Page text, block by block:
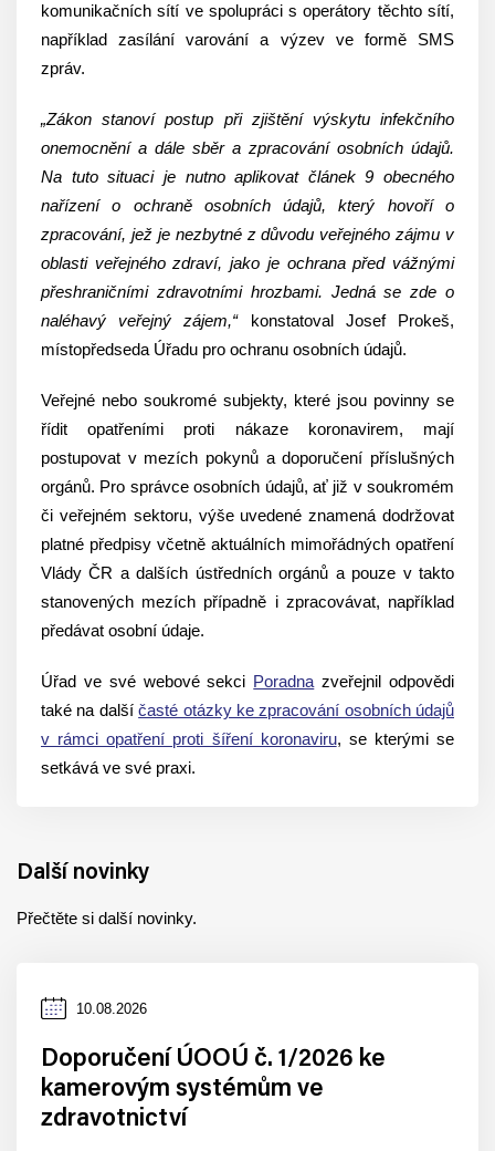
komunikačních sítí ve spolupráci s operátory těchto sítí,
například zasílání varování a výzev ve formě SMS
zpráv.
„Zákon stanoví postup při zjištění výskytu infekčního
onemocnění a dále sběr a zpracování osobních údajů.
Na tuto situaci je nutno aplikovat článek 9 obecného
nařízení o ochraně osobních údajů, který hovoří o
zpracování, jež je nezbytné z důvodu veřejného zájmu v
oblasti veřejného zdraví, jako je ochrana před vážnými
přeshraničními zdravotními hrozbami. Jedná se zde o
naléhavý veřejný zájem,“konstatoval Josef Prokeš,
místopředseda Úřadu pro ochranu osobních údajů.
Veřejné nebo soukromé subjekty, které jsou povinny se
řídit opatřeními proti nákaze koronavirem, mají
postupovat v mezích pokynů a doporučení příslušných
orgánů. Pro správce osobních údajů, ať již v soukromém
či veřejném sektoru, výše uvedené znamená dodržovat
platné předpisy včetně aktuálních mimořádných opatření
Vlády ČR a dalších ústředních orgánů a pouze v takto
stanovených mezích případně i zpracovávat, například
předávat osobní údaje.
Úřad ve své webové sekci Poradna zveřejnil odpovědi
také na dalšíčasté otázky ke zpracování osobních údajů
v rámci opatření proti šíření koronaviru, se kterými se
setkává ve své praxi.
Další novinky
Přečtěte si další novinky.
Datum
10.08.2026
Doporučení ÚOOÚ č. 1/2026 ke
kamerovým systémům ve
zdravotnictví